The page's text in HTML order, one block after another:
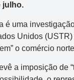
julho.
é uma
Unidos
o comércio
a imposição de